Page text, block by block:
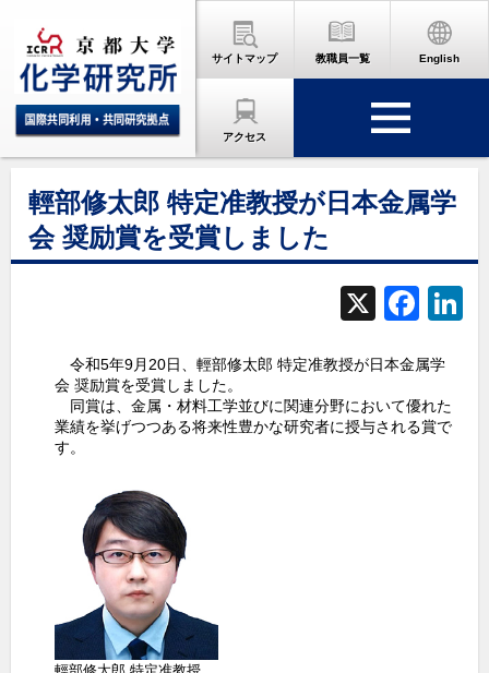
サイトマップ 教職員一覧 English
アクセス
輕部修太郎 特定准教授が日本金属学
会 奨励賞を受賞しました
X
F
c
e
b
令和5年9月20日、輕部修太郎 特定准教授が日本金属学
会 奨励賞を受賞しました。
同賞は、金属・材料工学並びに関連分野において優れた
業績を挙げつつある将来性豊かな研究者に授与される賞で
す。